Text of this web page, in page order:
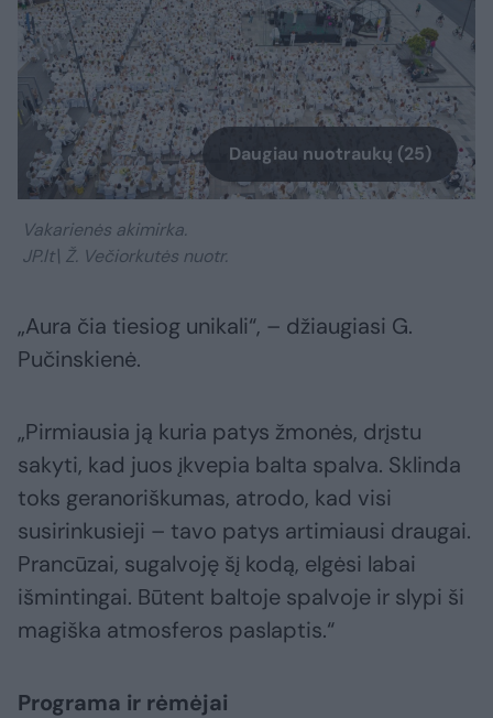
Daugiau nuotraukų (25)
Vakarienės akimirka.
JP.lt\ Ž. Večiorkutės nuotr.
„Aura čia tiesiog unikali“, – džiaugiasi G.
Pučinskienė.
„Pirmiausia ją kuria patys žmonės, drįstu
sakyti, kad juos įkvepia balta spalva. Sklinda
toks geranoriškumas, atrodo, kad visi
susirinkusieji – tavo patys artimiausi draugai.
Prancūzai, sugalvoję šį kodą, elgėsi labai
išmintingai. Būtent baltoje spalvoje ir slypi ši
magiška atmosferos paslaptis.“
Programa ir rėmėjai